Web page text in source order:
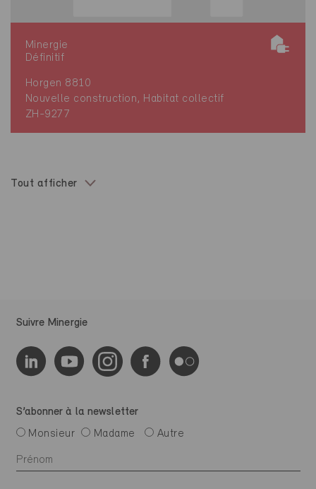
Minergie
Définitif
Horgen 8810
Nouvelle construction, Habitat collectif
ZH-9277
Tout afficher
Suivre Minergie
S’abonner à la newsletter
Monsieur
Madame Autre